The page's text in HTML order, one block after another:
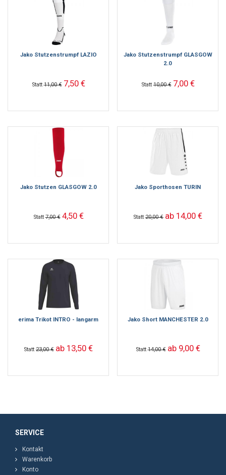
Jako Stutzenstrumpf LAZIO
Statt11,00 € 7,50 €
Jako Stutzenstrumpf GLASGOW
2.0
Statt10,00 € 7,00 €
Jako Stutzen GLASGOW 2.0
Statt7,00 € 4,50 €
Jako Sporthosen TURIN
Statt 20,00 € ab 14,00 €
erima Trikot INTRO - langarm
Statt 23,00 € ab 13,50 €
Jako Short MANCHESTER 2.0
Statt14,00 € ab 9,00 €
SERVICE
Kontakt
Warenkorb
Konto